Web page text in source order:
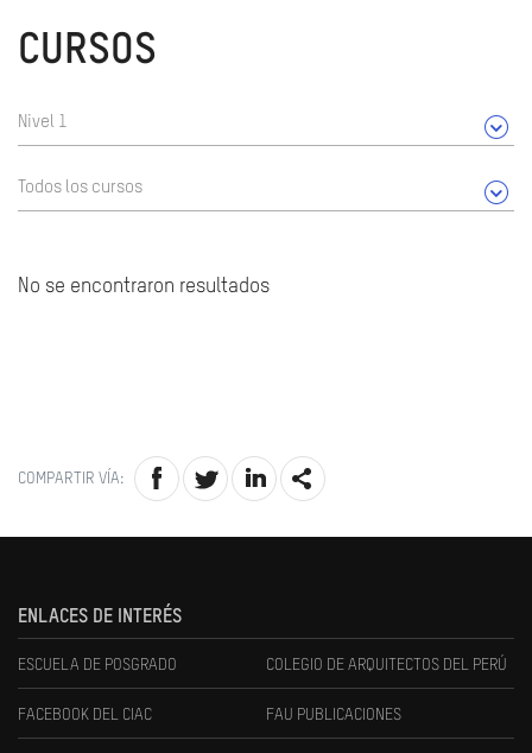
CURSOS
Nivel 1
Todos los cursos
No se encontraron resultados
COMPARTIR VÍA:
ENLACES DE INTERÉS
ESCUELA DE POSGRADO COLEGIO DE ARQUITECTOS DEL PERÚ
FACEBOOK DEL CIAC FAU PUBLICACIONES